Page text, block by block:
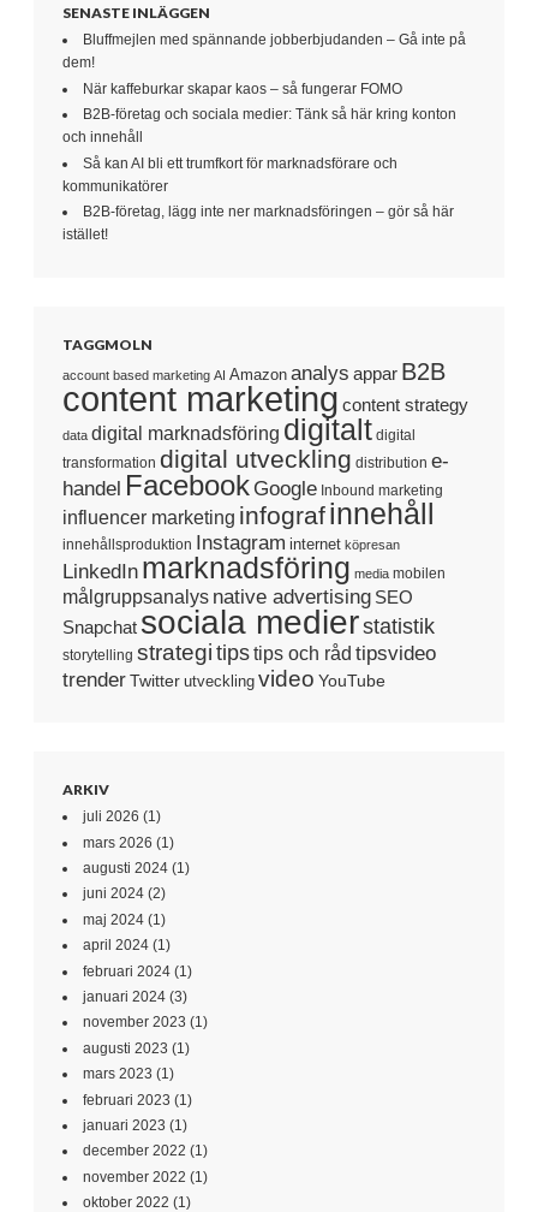
SENASTE INLÄGGEN
Bluffmejlen med spännande jobberbjudanden – Gå inte på
dem!
När kaffeburkar skapar kaos – så fungerar FOMO
B2B-företag och sociala medier: Tänk så här kring konton
och innehåll
Så kan AI bli ett trumfkort för marknadsförare och
kommunikatörer
B2B-företag, lägg inte ner marknadsföringen – gör så här
istället!
TAGGMOLN
account based marketing AI Amazon analys appar B2B
content marketing content strategy
data digital marknadsföring digitalt digital
transformation digital utveckling distribution e-
handel Facebook Google Inbound marketing
influencer marketing infografinnehåll
innehållsproduktion Instagram internet köpresan
LinkedIn marknadsföring media mobilen
målgruppsanalys native advertising SEO
Snapchat sociala medierstatistik
storytelling strategi tipstips och råd tipsvideo
trenderTwitter utveckling video YouTube
ARKIV
juli 2026 (1)
mars 2026 (1)
augusti 2024 (1)
juni 2024 (2)
maj 2024 (1)
april 2024 (1)
februari 2024 (1)
januari 2024 (3)
november 2023 (1)
augusti 2023 (1)
mars 2023 (1)
februari 2023 (1)
januari 2023 (1)
december 2022 (1)
november 2022 (1)
oktober 2022 (1)